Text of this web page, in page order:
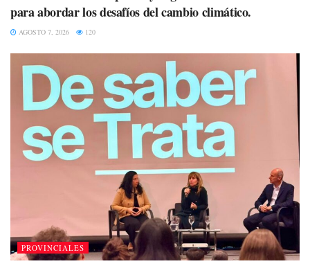
para abordar los desafíos del cambio climático.
AGOSTO 7, 2026 120
PROVINCIALES